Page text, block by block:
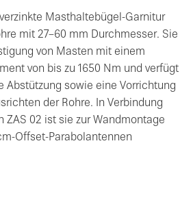
Masthaltebügel-Garnitur
mit 27–60 mm Durchmesser. Sie
von Masten mit einem
von bis zu 1650 Nm und verfügt
Abstützung sowie eine Vorrichtung
der Rohre. In Verbindung
ZAS 02 ist sie zur Wandmontage
Offset-Parabolantennen